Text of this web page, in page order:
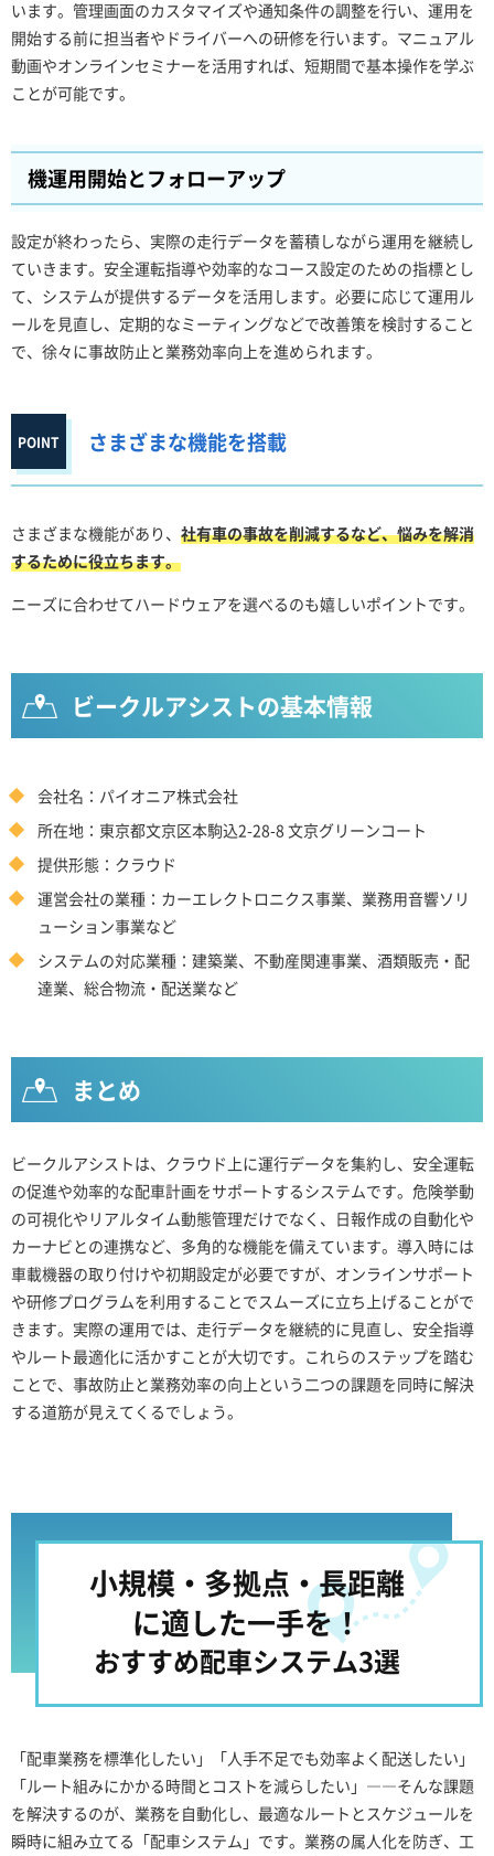
います。管理画面のカスタマイズや通知条件の調整を行い、運用を
開始する前に担当者やドライバーへの研修を行います。マニュアル
動画やオンラインセミナーを活用すれば、短期間で基本操作を学ぶ
ことが可能です。
機運用開始とフォローアップ
設定が終わったら、実際の走行データを蓄積しながら運用を継続し
ていきます。安全運転指導や効率的なコース設定のための指標とし
て、システムが提供するデータを活用します。必要に応じて運用ル
ールを見直し、定期的なミーティングなどで改善策を検討すること
で、徐々に事故防止と業務効率向上を進められます。
さまざまな機能を搭載
さまざまな機能があり、 社有車の事故を削減するなど、悩みを解消
するために役立ちます。
ニーズに合わせてハードウェアを選べるのも嬉しいポイントです。
ビークルアシストの基本情報
会社名：パイオニア株式会社
所在地：東京都文京区本駒込2-28-8 文京グリーンコート
提供形態：クラウド
運営会社の業種：カーエレクトロニクス事業、業務用音響ソリ
ューション事業など
システムの対応業種：建築業、不動産関連事業、酒類販売・配
達業、総合物流・配送業など
まとめ
ビークルアシストは、クラウド上に運行データを集約し、安全運転
の促進や効率的な配車計画をサポートするシステムです。危険挙動
の可視化やリアルタイム動態管理だけでなく、日報作成の自動化や
カーナビとの連携など、多角的な機能を備えています。導入時には
車載機器の取り付けや初期設定が必要ですが、オンラインサポート
や研修プログラムを利用することでスムーズに立ち上げることがで
きます。実際の運用では、走行データを継続的に見直し、安全指導
やルート最適化に活かすことが大切です。これらのステップを踏む
ことで、事故防止と業務効率の向上という二つの課題を同時に解決
する道筋が見えてくるでしょう。
小規模・多拠点・長距離
に適した一手を！
おすすめ配車システム3選
「配車業務を標準化したい」「人手不足でも効率よく配送したい」
「ルート組みにかかる時間とコストを減らしたい」――そんな課題
を解決するのが、業務を自動化し、最適なルートとスケジュールを
瞬時に組み立てる「配車システム」です。業務の属人化を防ぎ、工